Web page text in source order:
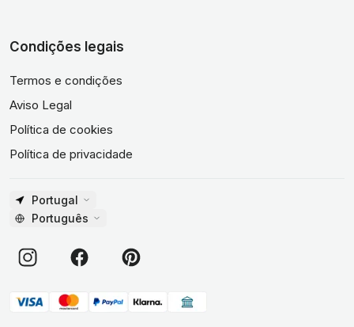
Condições legais
Termos e condições
Aviso Legal
Política de cookies
Política de privacidade
Portugal
Português